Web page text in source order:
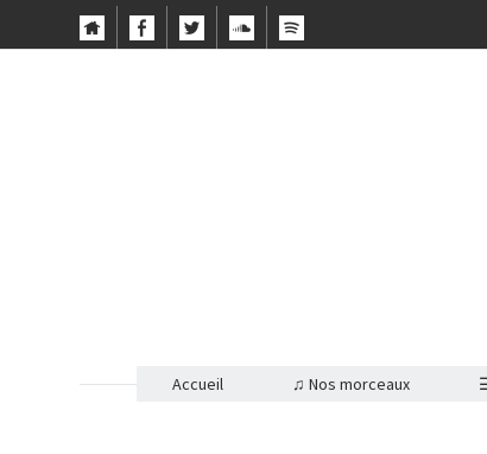
Accueil ♫ Nos morceaux